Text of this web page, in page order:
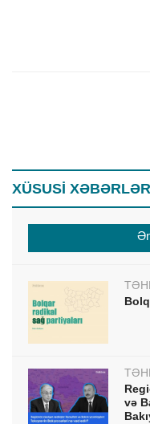
XÜSUSİ XƏBƏRLƏR
və